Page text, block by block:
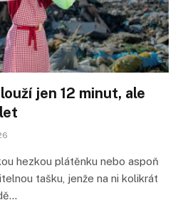
jen 12 minut, ale
hezkou plátěnku nebo aspoň
tašku, jenže na ni kolikrát